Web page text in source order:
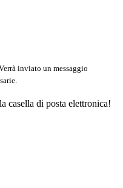
inviato un messaggio
casella di posta elettronica!